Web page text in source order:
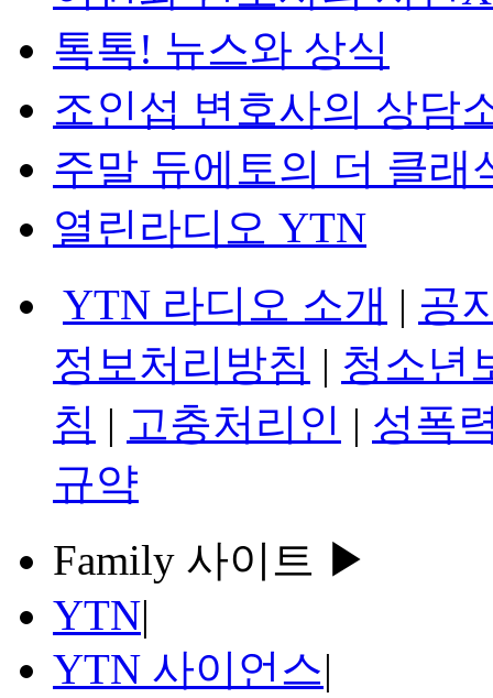
톡톡! 뉴스와 상식
조인섭 변호사의 상담
주말 듀에토의 더 클래
열린라디오 YTN
YTN 라디오 소개 | 공
정보처리방침 | 청소년
침 | 고충처리인 | 성폭
규약
Family 사이트 ▶
YTN|
YTN 사이언스|